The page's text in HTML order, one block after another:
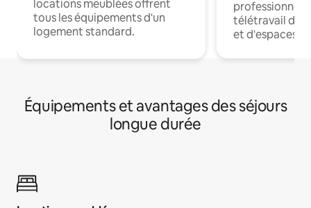
locations meublées offrent
tous les équipements d'un
logement standard.
professionnels
télétravail
et d'espaces
Équipements et avantages des séjours
longue durée